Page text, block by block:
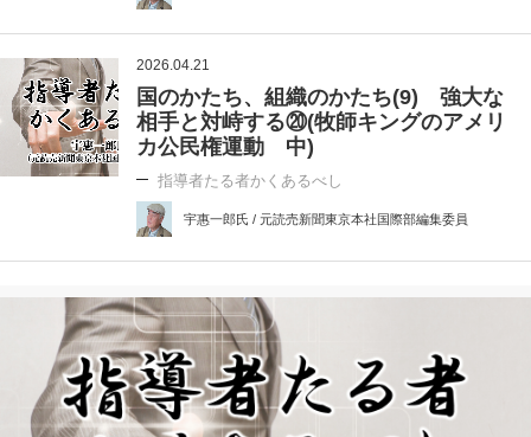
2026.04.21
国のかたち、組織のかたち(9) 強大な
相手と対峙する⑳(牧師キングのアメリ
カ公民権運動 中)
指導者たる者かくあるべし
宇惠一郎氏 / 元読売新聞東京本社国際部編集委員